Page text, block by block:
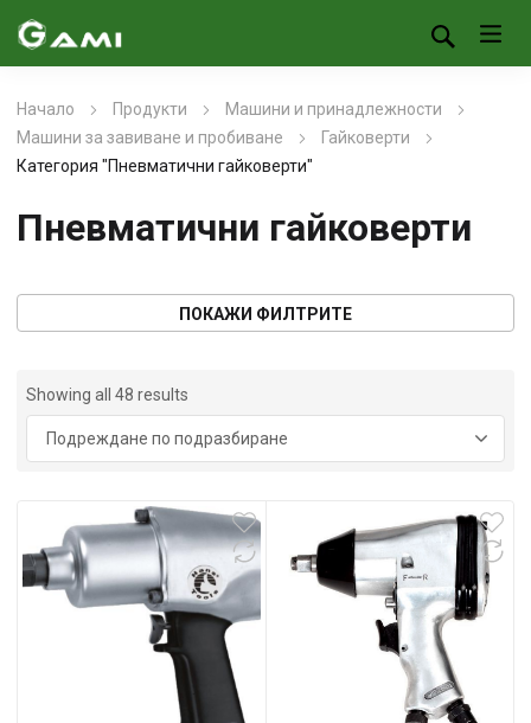
Начало Продукти
Машини и принадлежности
Машини за завиване и пробиване
Гайковерти
Категория "Пневматични гайковерти"
Пневматични гайковерти
ПОКАЖИ ФИЛТРИТЕ
Showing all 48 results